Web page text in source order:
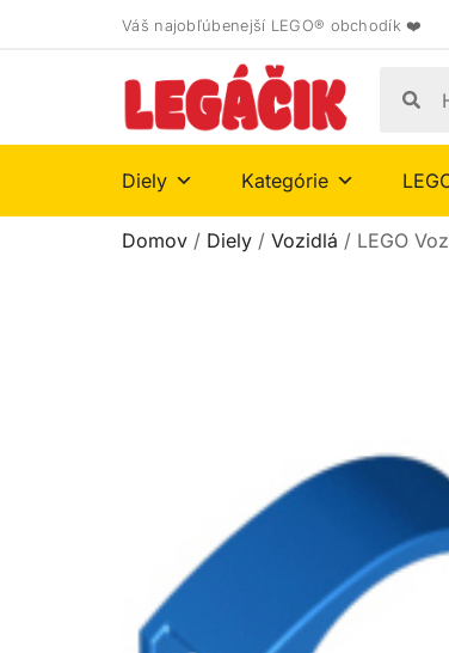
Váš najobľúbenejší LEGO® obchodík ❤️
Diely Kategórie
Domov / Diely / Vozidlá / LEGO